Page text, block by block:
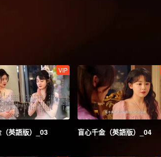
VIP
英語版）_03 盲心千金（英語版）_04